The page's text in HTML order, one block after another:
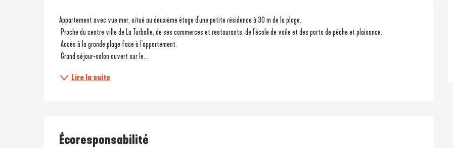
Description
Appartement avec vue mer, situé au deuxième étage d'une petite résidence à 30 m de la plage.
Proche du centre ville de La Turballe, de ses commerces et restaurants, de l'école de voile et des ports de pêche et plaisance.
Accès à la grande plage face à l'appartement.
Grand séjour-salon ouvert sur le...
Lire la suite
Écoresponsabilité